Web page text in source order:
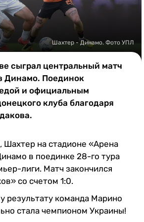
Шахтер - Динамо. Фото УПЛ
сыграл центральный матч
Динамо. Поединок
и официальным
клуба благодаря
Шахтер на стадионе «Арена
в поединке 28-го тура
лиги. Матч закончился
со счетом 1:0.
результату команда Марино
стала чемпионом Украины!